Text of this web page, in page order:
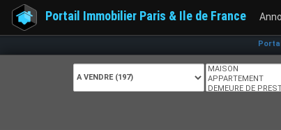
Portail
Portail Immobilier Paris & Ile de France